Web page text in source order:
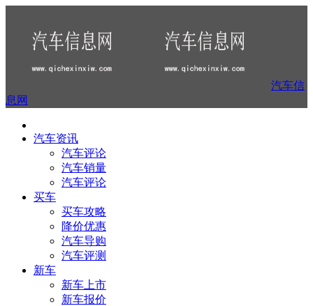
汽车信
息网
汽车资讯
汽车评论
汽车销量
汽车评论
买车
买车攻略
降价优惠
汽车导购
汽车评测
新车
新车上市
新车报价